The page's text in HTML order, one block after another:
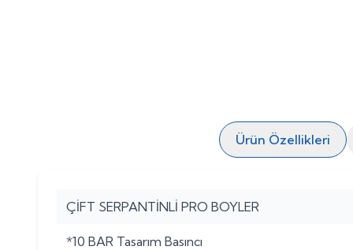
Ürün Özellikleri
ÇİFT SERPANTİNLİ PRO BOYLER
*10 BAR Tasarım Basıncı